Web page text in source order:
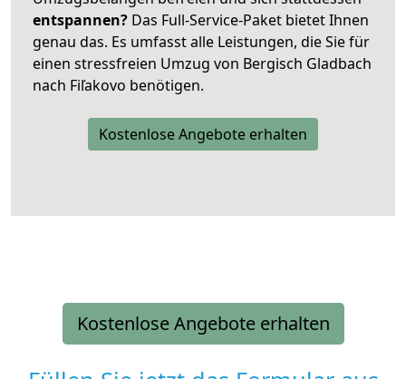
entspannen? Das Full-Service-Paket bietet Ihnen
genau das. Es umfasst alle Leistungen, die Sie für
einen stressfreien Umzug von Bergisch Gladbach
nach Fiľakovo benötigen.
Kostenlose Angebote erhalten
Kostenlose Angebote erhalten